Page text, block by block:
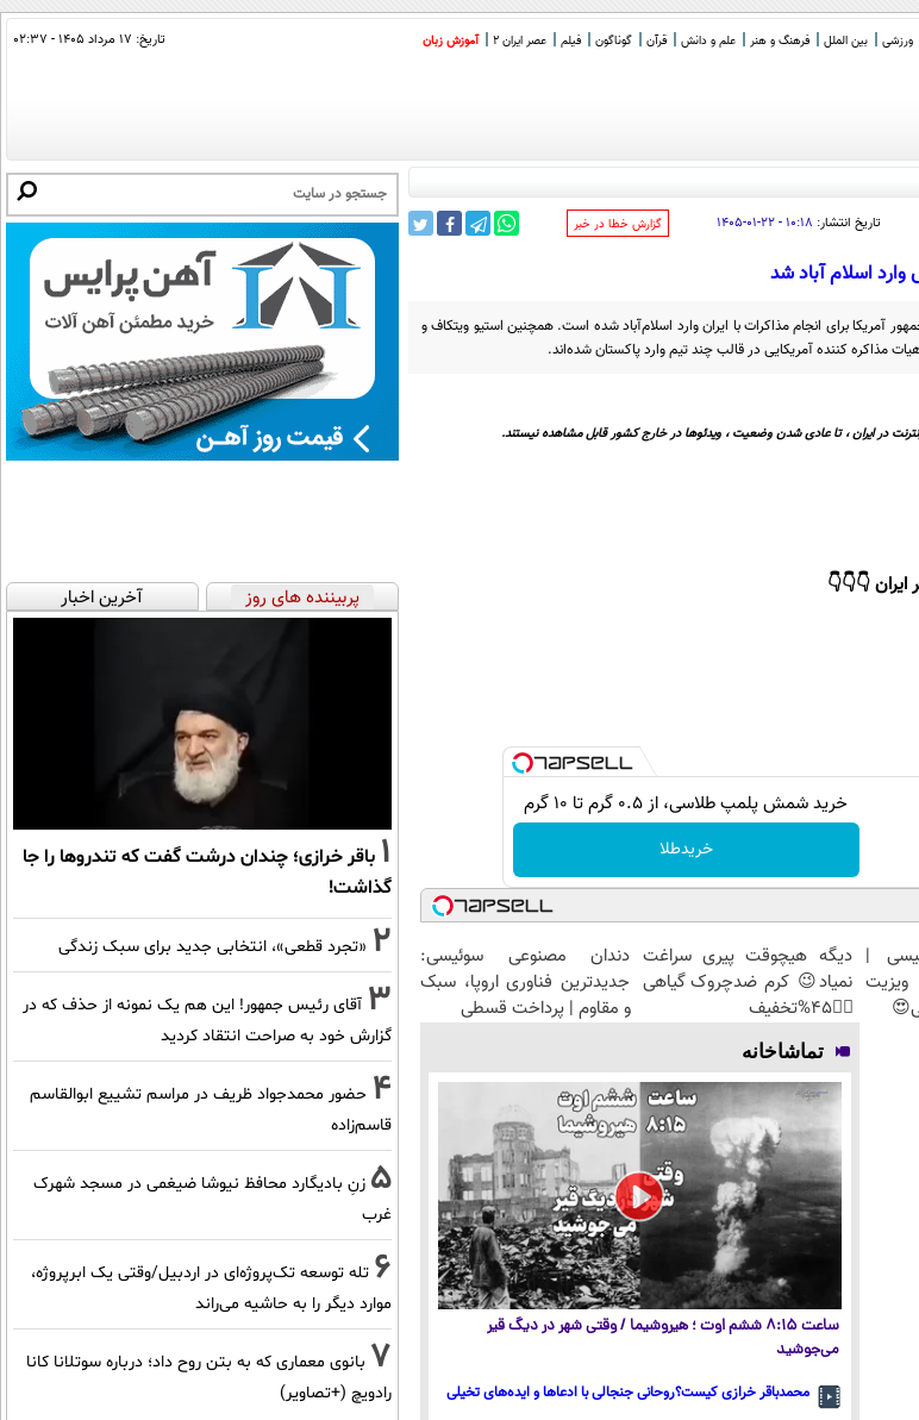
ورزشی بین الملل فرهنگ و هنر علم و دانش قرآن گوناگون فیلم عصر ایران 2 آموزش زبان تاریخ: ۱۷ مرداد ۱۴۰۵ - ۰۲:۳۷
تاریخ انتشار: ۱۰:۱۸ - ۲۲-۰۱-۱۴۰۵ ‌گزارش خطا در خبر
اسلام آباد شد
آمریکا برای انجام مذاکرات با ایران وارد اسلام‌آباد شده است. همچنین استیو ویتکاف و
مذاکره کننده آمریکایی در قالب چند تیم وارد پاکستان شده‌اند.
در ایران ، تا عادی شدن وضعیت ، ویدئوها در خارج کشور قابل مشاهده نیستند.
👇👇👇
خرید شمش پلمپ طلاسی، از ۰.۵ گرم تا ۱۰ گرم
خریدطلا
|
ویزیت
دیگه هیچوقت پیری سراغت
نمیاد😉 کرم ضدچروک گیاهی
👈🏻45%تخفیف
دندان مصنوعی سوئیسی:
جدیدترین فناوری اروپا، سبک
و مقاوم | پرداخت قسطی
تماشاخانه
ساعت ۸:۱۵ ششم اوت ؛ هیروشیما / وقتی شهر در دیگ قیر
می‌جوشید
محمدباقر خرازی کیست؟روحانی جنجالی با ادعاها و ایده‌های تخیلی
پربیننده های روز آخرین اخبار
1 باقر خرازی؛ چندان درشت گفت که تندروها را جا
گذاشت!
2 «تجرد قطعی»، انتخابی جدید برای سبک زندگی
3 آقای رئیس جمهور! این هم یک نمونه از حذف که در
گزارش خود به صراحت انتقاد کردید
4 حضور محمدجواد ظریف در مراسم تشییع ابوالقاسم
قاسم‌زاده
5 زنِ بادیگارد محافظ نیوشا ضیغمی در مسجد شهرک
غرب
6 تله توسعه تک‌پروژه‌ای در اردبیل/وقتی یک ابرپروژه،
موارد دیگر را به حاشیه می‌راند
7 بانوی معماری که به بتن روح داد؛ درباره سوتلانا کانا
رادویچ (+تصاویر)